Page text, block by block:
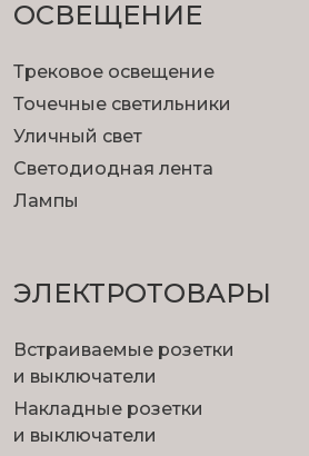
ОСВЕЩЕНИЕ
Трековое освещение
Точечные светильники
Уличный свет
Светодиодная лента
Лампы
ЭЛЕКТРОТОВАРЫ
Встраиваемые розетки
и выключатели
Накладные розетки
и выключатели